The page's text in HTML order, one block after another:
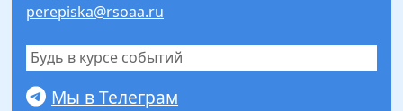
perepiska@rsoaa.ru
Будь в курсе событий
Мы в Телеграм